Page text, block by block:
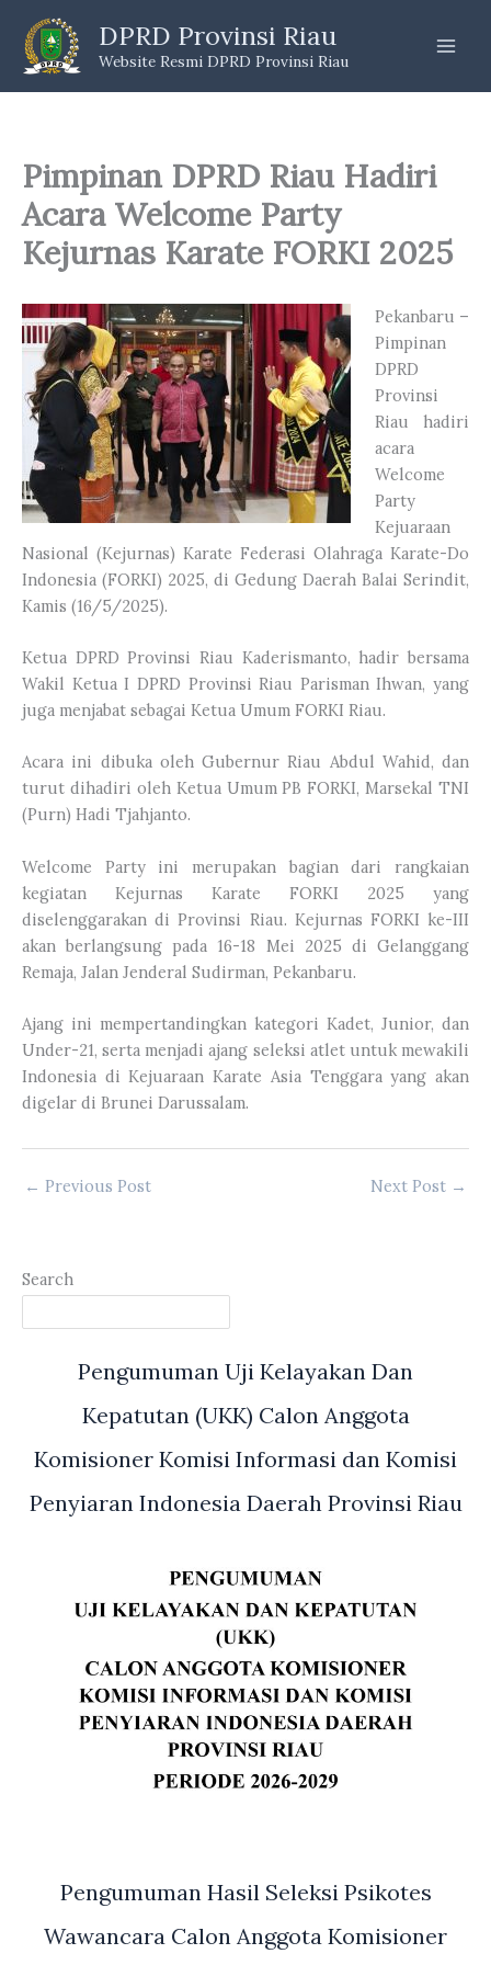
content
DPRD Provinsi Riau
Website Resmi DPRD Provinsi Riau
Pimpinan DPRD Riau Hadiri
Acara Welcome Party
Kejurnas Karate FORKI 2025
Pekanbaru –
Pimpinan
DPRD
Provinsi
Riau hadiri
acara
Welcome
Party
Kejuaraan
Nasional (Kejurnas) Karate Federasi Olahraga Karate-Do
Indonesia (FORKI) 2025, di Gedung Daerah Balai Serindit,
Kamis (16/5/2025).
Ketua DPRD Provinsi Riau Kaderismanto, hadir bersama
Wakil Ketua I DPRD Provinsi Riau Parisman Ihwan, yang
juga menjabat sebagai Ketua Umum FORKI Riau.
Acara ini dibuka oleh Gubernur Riau Abdul Wahid, dan
turut dihadiri oleh Ketua Umum PB FORKI, Marsekal TNI
(Purn) Hadi Tjahjanto.
Welcome Party ini merupakan bagian dari rangkaian
kegiatan Kejurnas Karate FORKI 2025 yang
diselenggarakan di Provinsi Riau. Kejurnas FORKI ke-III
akan berlangsung pada 16-18 Mei 2025 di Gelanggang
Remaja, Jalan Jenderal Sudirman, Pekanbaru.
Ajang ini mempertandingkan kategori Kadet, Junior, dan
Under-21, serta menjadi ajang seleksi atlet untuk mewakili
Indonesia di Kejuaraan Karate Asia Tenggara yang akan
digelar di Brunei Darussalam.
← Previous Post Next Post →
Search
Pengumuman Uji Kelayakan Dan
Kepatutan (UKK) Calon Anggota
Komisioner Komisi Informasi dan Komisi
Penyiaran Indonesia Daerah Provinsi Riau
Pengumuman Hasil Seleksi Psikotes
Wawancara Calon Anggota Komisioner